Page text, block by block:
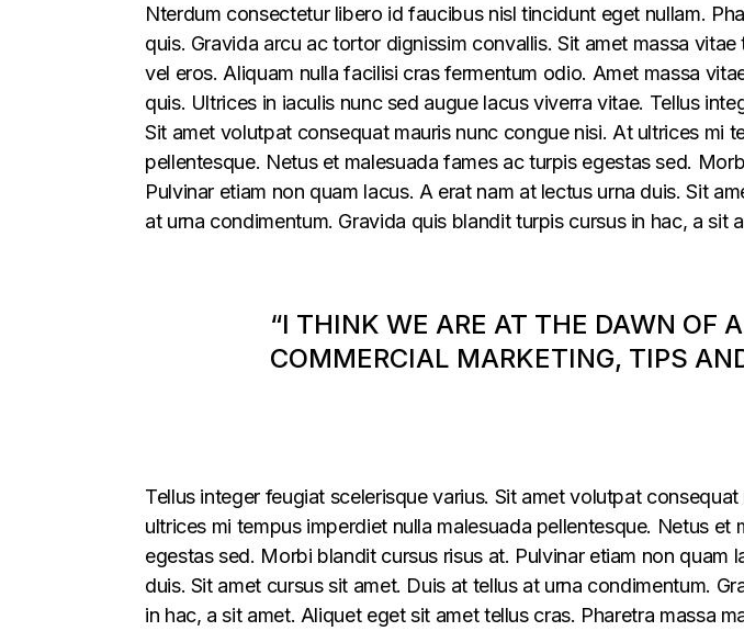
Nterdum consectetur libero id faucibus nisl tincidunt eget nullam.
quis. Gravida arcu ac tortor dignissim convallis. Sit amet massa
vel eros. Aliquam nulla facilisi cras fermentum odio. Amet massa
quis. Ultrices in iaculis nunc sed augue lacus viverra vitae. Tellus
Sit amet volutpat consequat mauris nunc congue nisi. At ultrices mi
pellentesque. Netus et malesuada fames ac turpis egestas sed.
Pulvinar etiam non quam lacus. A erat nam at lectus urna duis. Sit
at urna condimentum. Gravida quis blandit turpis cursus in hac, a sit
“I THINK WE ARE AT THE DAWN OF
COMMERCIAL MARKETING, TIPS
Tellus integer feugiat scelerisque varius. Sit amet volutpat
ultrices mi tempus imperdiet nulla malesuada pellentesque. Netus et
egestas sed. Morbi blandit cursus risus at. Pulvinar etiam non quam
duis. Sit amet cursus sit amet. Duis at tellus at urna condimentum.
in hac, a sit amet. Aliquet eget sit amet tellus cras. Pharetra massa